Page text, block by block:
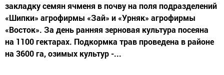
закладку семян ячменя в почву на поля подразделений
«Шипки» агрофирмы «Зай» и «Урняк» агрофирмы
«Восток». За день ранняя зерновая культура посеяна
на 1100 гектарах. Подкормка трав проведена в районе
на 3600 га, озимых культур -...